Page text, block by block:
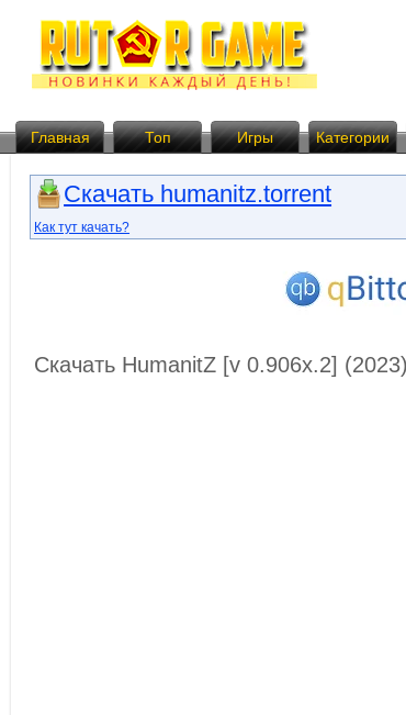
Главная Топ Игры Категории
Скачать humanitz.torrent
Как тут качать?
Скачать HumanitZ [v 0.906x.2]